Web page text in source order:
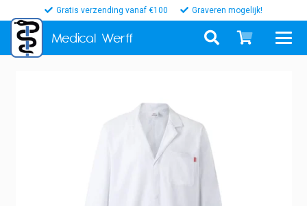
Gratis verzending vanaf €100 Graveren mogelijk!
Medical Werff